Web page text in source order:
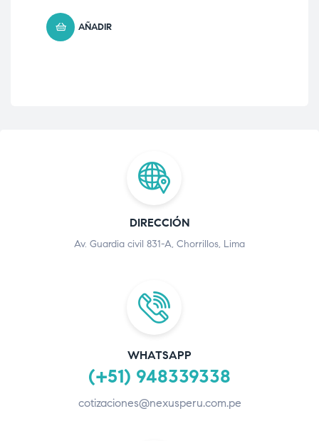
AÑADIR
DIRECCIÓN
Av. Guardia civil 831-A, Chorrillos, Lima
WHATSAPP
(+51) 948339338
cotizaciones@nexusperu.com.pe